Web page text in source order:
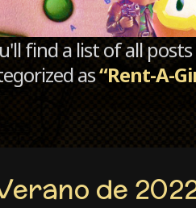
find a list of all
as“Rent-A-
de